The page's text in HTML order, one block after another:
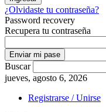
¿Olvidaste tu contraseña?
Password recovery
Recupera tu contraseña
Buscar
jueves, agosto 6, 2026
Registrarse / Unirse